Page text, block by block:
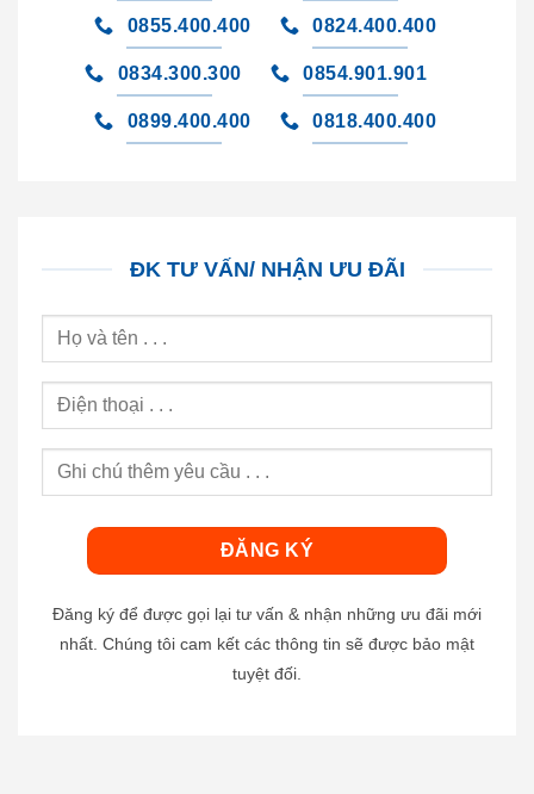
0855.400.400 0824.400.400
0834.300.300 0854.901.901
0899.400.400 0818.400.400
ĐK TƯ VẤN/ NHẬN ƯU ĐÃI
Đăng ký để được gọi lại tư vấn & nhận những ưu đãi mới
nhất. Chúng tôi cam kết các thông tin sẽ được bảo mật
tuyệt đối.